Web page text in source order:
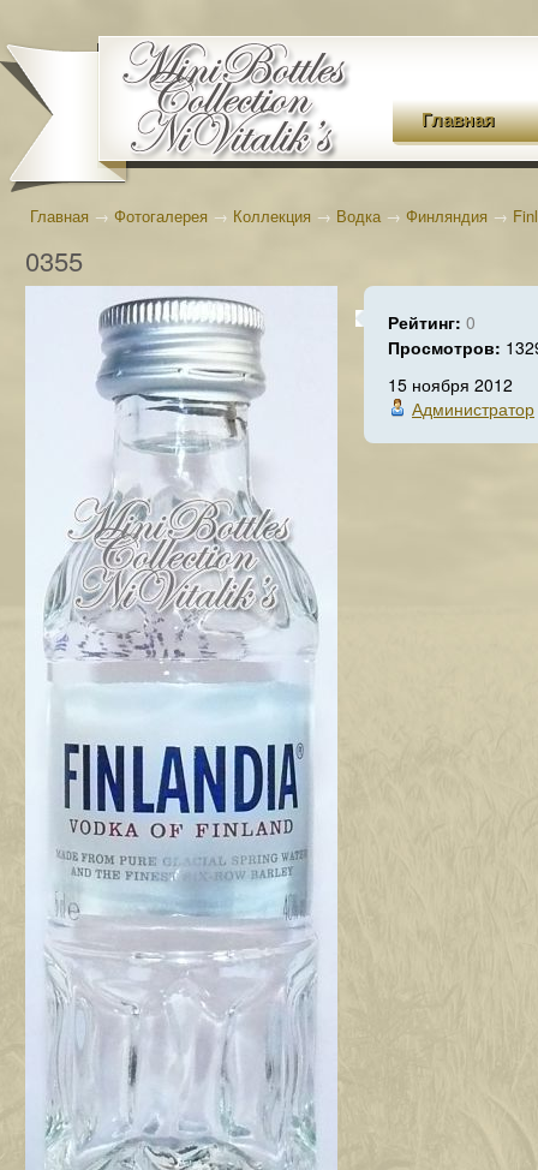
Главная
Главная → Фотогалерея → Коллекция → Водка→ Финляндия →
0355
Рейтинг: 0
Просмотров:
15 ноября 2012
Администратор